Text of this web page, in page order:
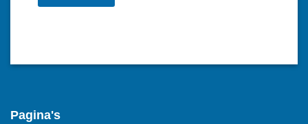
Pagina's